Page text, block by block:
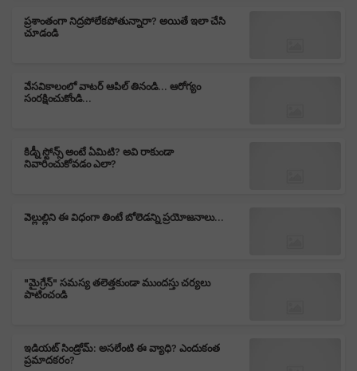
ప్రశాంతంగా నిద్రపోలేకపోతున్నారా? అయితే ఇలా చేసి
చూడండి
వేసవికాలంలో వాటర్ ఆపిల్ తినండి... ఆరోగ్యం
సంరక్షించుకోండి...
కిడ్నీ స్టోన్స్ అంటే ఏమిటి? అవి రాకుండా
నివారించుకోవడం ఎలా?
వెల్లుల్లిని ఈ విధంగా తింటే బోలెడన్ని ప్రయోజనాలు...
"మైగ్రేన్" సమస్య తలెత్తకుండా ముందస్తు చర్యలు
పాటించండి
ఇడియట్ సిండ్రోమ్: అసలేంటి ఈ వ్యాధి? ఎందుకంత
ప్రమాదకరం?